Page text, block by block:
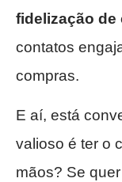
fidelização de
contatos
compras.
E aí, está
valioso é ter o
mãos? Se